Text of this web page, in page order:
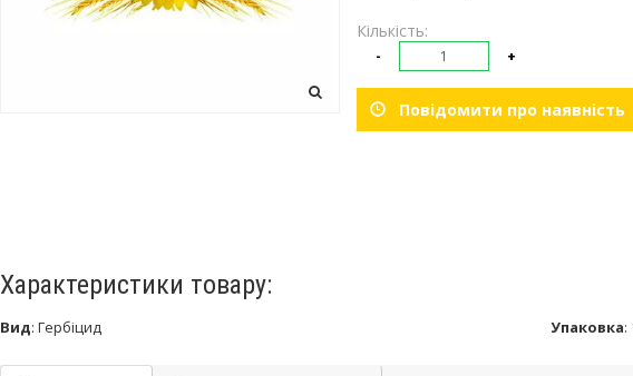
Кількість:
- +
Повідомити про наявність
Характеристики товару:
Вид: Гербіцид Упаковка: